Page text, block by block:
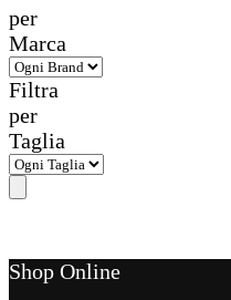
per
Marca
Filtra
per
Taglia
Shop Online